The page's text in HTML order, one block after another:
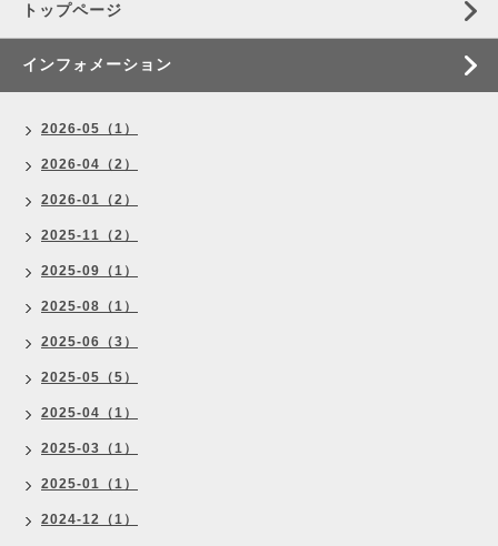
トップページ
インフォメーション
2026-05（1）
2026-04（2）
2026-01（2）
2025-11（2）
2025-09（1）
2025-08（1）
2025-06（3）
2025-05（5）
2025-04（1）
2025-03（1）
2025-01（1）
2024-12（1）